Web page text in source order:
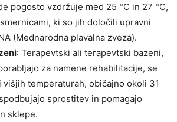
pogosto vzdržuje med 25 °C in 27 °C,
ki so jih določili upravni
(Mednarodna plavalna zveza).
: Terapevtski ali terapevtski bazeni,
za namene rehabilitacije, se
višjih temperaturah, običajno okoli 31
sprostitev in pomagajo
sklepe.